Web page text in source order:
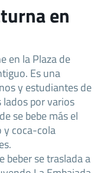
en
en la Plaza de
Es una
y estudiantes de
por varios
se bebe más el
y coca-cola
beber se traslada a